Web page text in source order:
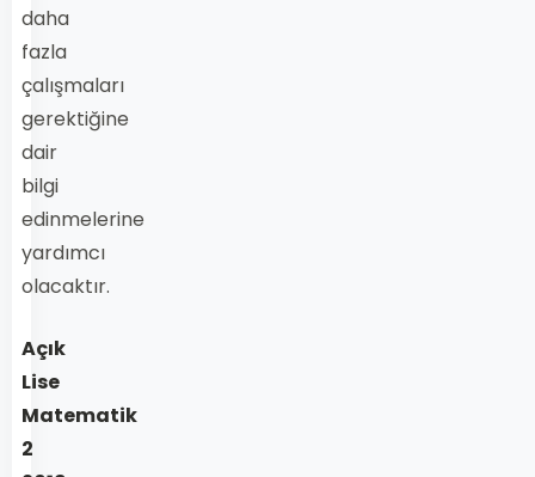
daha
fazla
çalışmaları
gerektiğine
dair
bilgi
edinmelerine
yardımcı
olacaktır.
Açık
Lise
Matematik
2